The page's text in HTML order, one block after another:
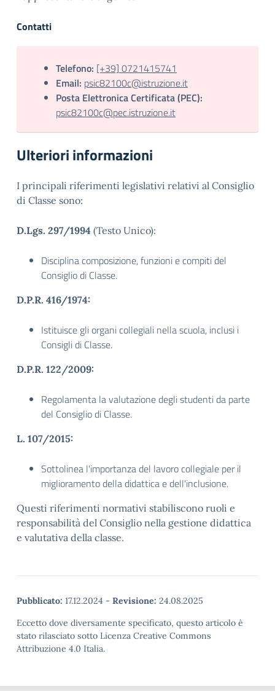
Contatti
Telefono: [+39] 0721415741
Email: psic82100c@istruzione.it
Posta Elettronica Certificata (PEC):
psic82100c@pec.istruzione.it
Ulteriori informazioni
I principali riferimenti legislativi relativi al Consiglio
di Classe sono:
D.Lgs. 297/1994 (Testo Unico):
Disciplina composizione, funzioni e compiti del
Consiglio di Classe.
D.P.R. 416/1974:
Istituisce gli organi collegiali nella scuola, inclusi i
Consigli di Classe.
D.P.R. 122/2009:
Regolamenta la valutazione degli studenti da parte
del Consiglio di Classe.
L. 107/2015:
Sottolinea l'importanza del lavoro collegiale per il
miglioramento della didattica e dell'inclusione.
Questi riferimenti normativi stabiliscono ruoli e
responsabilità del Consiglio nella gestione didattica
e valutativa della classe.
Pubblicato: 17.12.2024 - Revisione: 24.08.2025
Eccetto dove diversamente specificato, questo articolo è
stato rilasciato sotto Licenza Creative Commons
Attribuzione 4.0 Italia.